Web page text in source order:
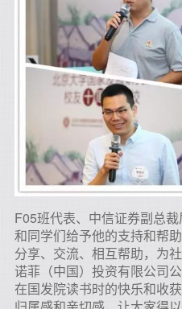
F05班代表、中信证券副总
和同学们给予他的支持和帮
分享、交流、相互帮助，为
诺菲（中国）投资有限公司
在国发院读书时的快乐和收